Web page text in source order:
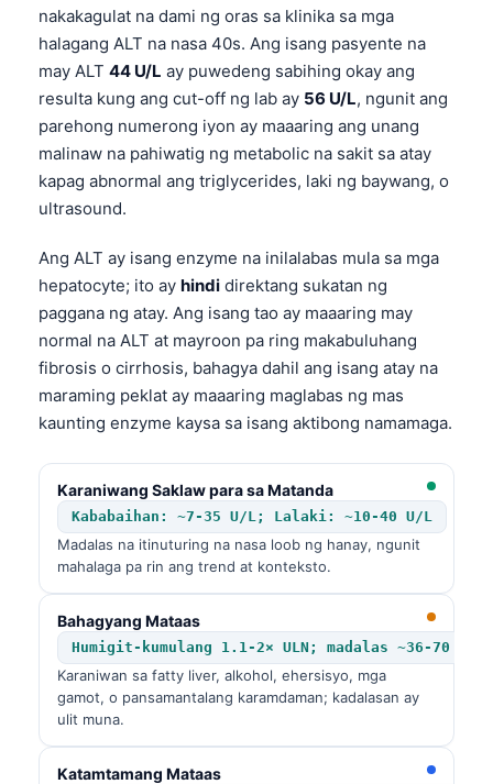
nakakagulat na dami ng oras sa klinika sa mga
halagang ALT na nasa 40s. Ang isang pasyente na
may ALT 44 U/L ay puwedeng sabihing okay ang
resulta kung ang cut-off ng lab ay 56 U/L, ngunit ang
parehong numerong iyon ay maaaring ang unang
malinaw na pahiwatig ng metabolic na sakit sa atay
kapag abnormal ang triglycerides, laki ng baywang, o
ultrasound.
Ang ALT ay isang enzyme na inilalabas mula sa mga
hepatocyte; ito ay hindi direktang sukatan ng
paggana ng atay. Ang isang tao ay maaaring may
normal na ALT at mayroon pa ring makabuluhang
fibrosis o cirrhosis, bahagya dahil ang isang atay na
maraming peklat ay maaaring maglabas ng mas
kaunting enzyme kaysa sa isang aktibong namamaga.
Karaniwang Saklaw para sa Matanda
Kababaihan: ~7-35 U/L; Lalaki: ~10-40 U/L
Madalas na itinuturing na nasa loob ng hanay, ngunit
mahalaga pa rin ang trend at konteksto.
Bahagyang Mataas
Humigit-kumulang 1.1-2× ULN; madalas ~36-70 U/L
Karaniwan sa fatty liver, alkohol, ehersisyo, mga
gamot, o pansamantalang karamdaman; kadalasan ay
ulit muna.
Katamtamang Mataas